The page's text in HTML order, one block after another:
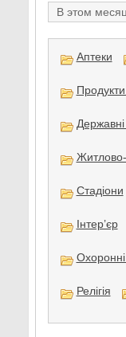
В этом
Аптеки
Стадіони
Інтер’єр
Релігія